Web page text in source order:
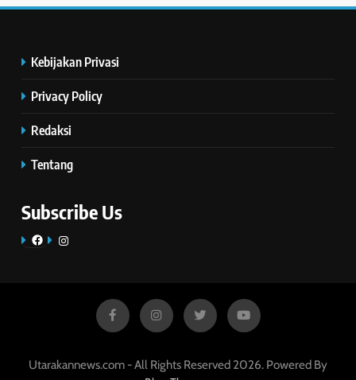
Kebijakan Privasi
Privacy Policy
Redaksi
Tentang
Subscribe Us
FacebookInstagram
Utarakannews.com - All Rights Reserved 2026. Powered By